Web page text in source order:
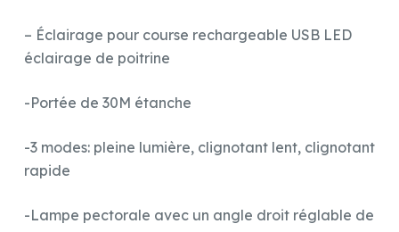
– Éclairage pour course rechargeable USB LED
éclairage de poitrine
-Portée de 30M étanche
-3 modes: pleine lumière, clignotant lent, clignotant
rapide
-Lampe pectorale avec un angle droit réglable de